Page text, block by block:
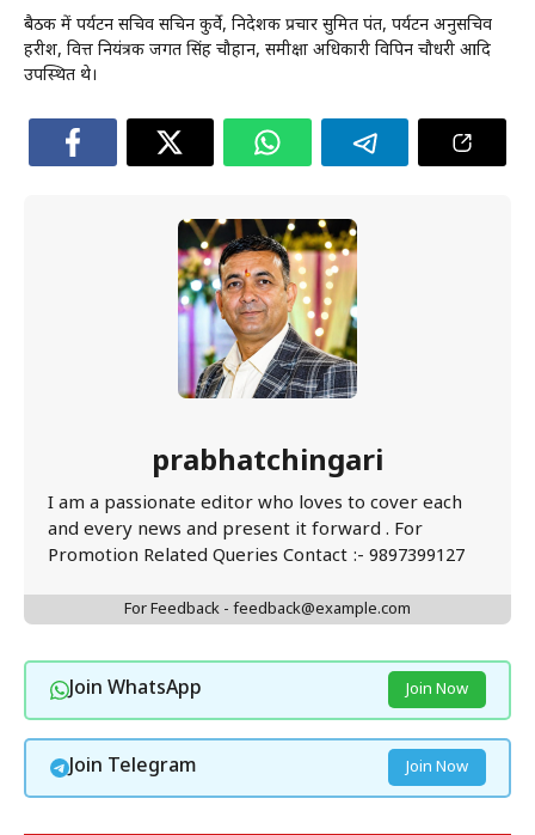
बैठक में पर्यटन सचिव सचिन कुर्वे, निदेशक प्रचार सुमित पंत, पर्यटन अनुसचिव
हरीश, वित्त नियंत्रक जगत सिंह चौहान, समीक्षा अधिकारी विपिन चौधरी आदि
उपस्थित थे।
prabhatchingari
I am a passionate editor who loves to cover each
and every news and present it forward . For
Promotion Related Queries Contact :- 9897399127
For Feedback - feedback@example.com
Join WhatsApp Join Now
Join Telegram Join Now